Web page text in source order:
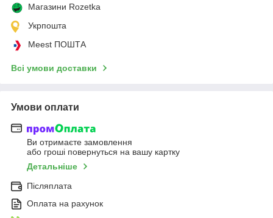
Магазини Rozetka
Укрпошта
Meest ПОШТА
Всі умови доставки
Умови оплати
Ви отримаєте замовлення
або гроші повернуться на вашу картку
Детальніше
Післяплата
Оплата на рахунок